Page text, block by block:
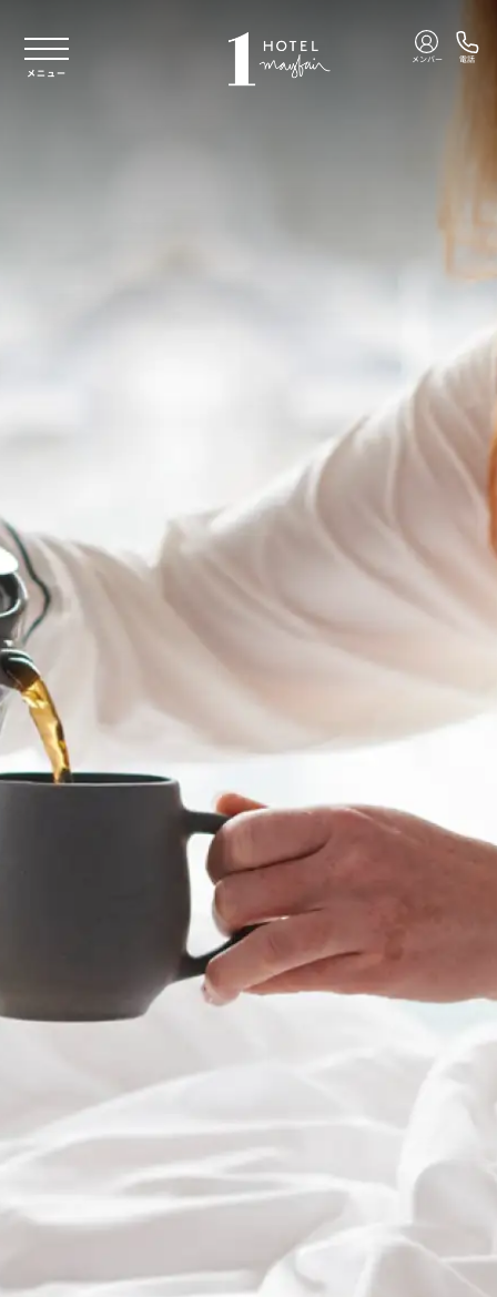
メニュー
メンバー 電話